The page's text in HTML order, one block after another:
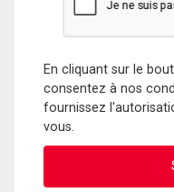
En cliquant sur le
consentez à nos
fournissez
vous.